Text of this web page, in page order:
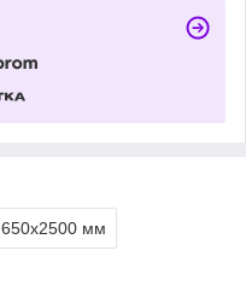
650х2500 мм